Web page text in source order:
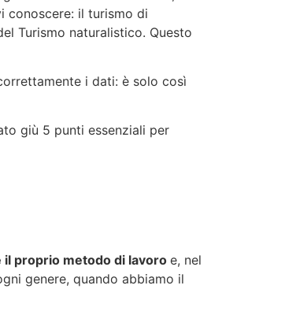
conoscere: il turismo di
Turismo naturalistico. Questo
i dati: è solo così
giù 5 punti essenziali per
il proprio metodo di lavoro e, nel
genere, quando abbiamo il